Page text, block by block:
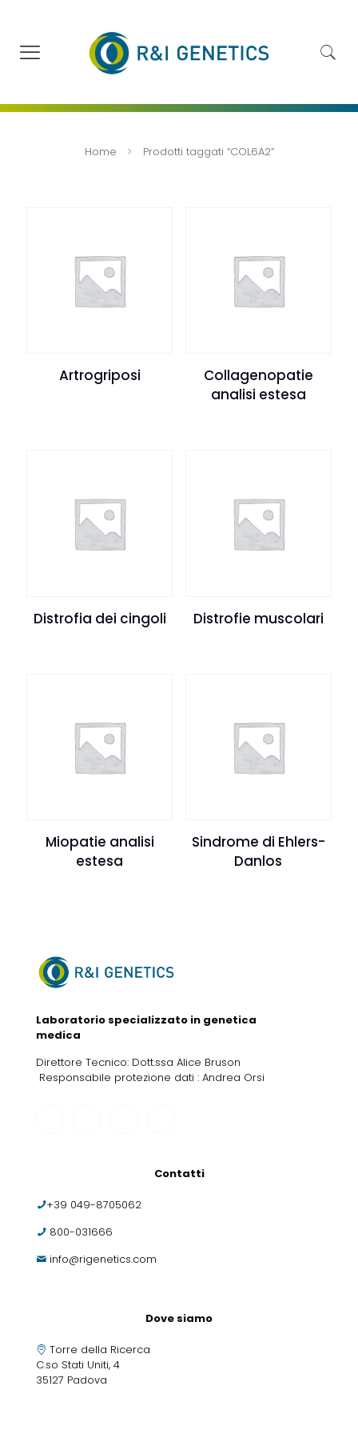
Home Prodotti taggati “COL6A2”
Artrogriposi
Collagenopatie
analisi estesa
Distrofia dei cingoli Distrofie muscolari
Miopatie analisi
estesa
Sindrome di Ehlers-
Danlos
Laboratorio specializzato in genetica
medica
Direttore Tecnico: Dott.ssa Alice Bruson
Responsabile protezione dati : Andrea Orsi
Contatti
+39 049-8705062
800-031666
info@rigenetics.com
Dove siamo
Torre della Ricerca
C.so Stati Uniti, 4
35127 Padova